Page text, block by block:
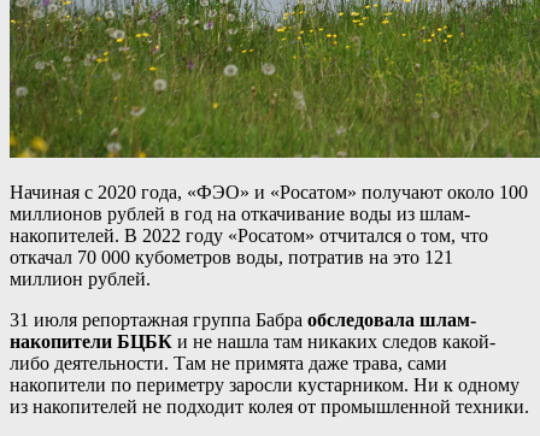
Начиная с 2020 года, «ФЭО» и «Росатом» получают около 100
миллионов рублей в год на откачивание воды из шлам-
накопителей. В 2022 году «Росатом» отчитался о том, что
откачал 70 000 кубометров воды, потратив на это 121
миллион рублей.
31 июля репортажная группа Бабра обследовала шлам-
накопители БЦБК и не нашла там никаких следов какой-
либо деятельности. Там не примята даже трава, сами
накопители по периметру заросли кустарником. Ни к одному
из накопителей не подходит колея от промышленной техники.